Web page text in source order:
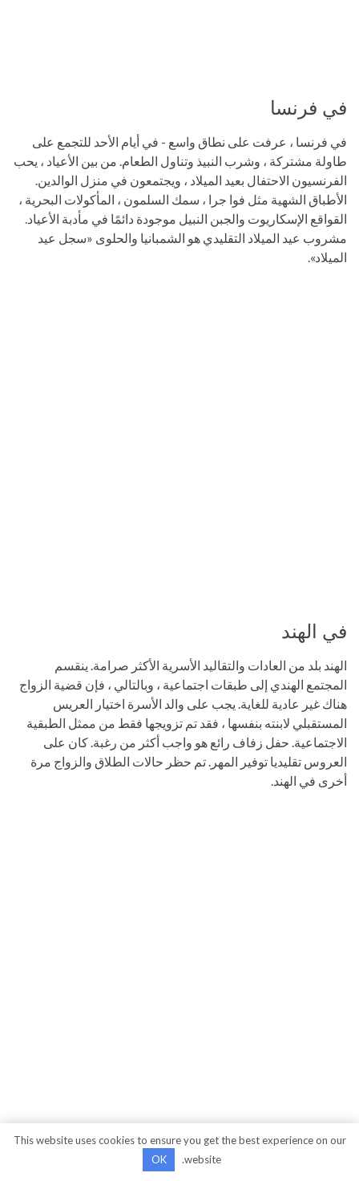
في فرنسا
في فرنسا ، عرفت على نطاق واسع - في أيام الأحد للتجمع على
طاولة مشتركة ، وشرب النبيذ وتناول الطعام. من بين الأعياد ، يحب
الفرنسيون الاحتفال بعيد الميلاد ، ويجتمعون في منزل الوالدين.
الأطباق الشهية مثل فوا جرا ، سمك السلمون ، المأكولات البحرية ،
القواقع الإسكاريوت والجبن النبيل موجودة دائمًا في مأدبة الأعياد.
مشروب عيد الميلاد التقليدي هو الشمبانيا والحلوى «سجل عيد
الميلاد».
في الهند
الهند بلد من العادات والتقاليد الأسرية الأكثر صرامة. ينقسم
المجتمع الهندي إلى طبقات اجتماعية ، وبالتالي ، فإن قضية الزواج
هناك غير عادية للغاية. يجب على والد الأسرة اختيار العريس
المستقبلي لابنته بنفسها ، فقد تم تزويجها فقط من ممثل الطبقية
الاجتماعية. حفل زفاف رائع هو واجب أكثر من رغبة. كان على
العروس تقليديا توفير المهر. تم حظر حالات الطلاق والزواج مرة
أخرى في الهند.
This website uses cookies to ensure you get the best experience on our
website.
OK